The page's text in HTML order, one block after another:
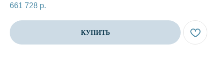
661 728 р.
КУПИТЬ